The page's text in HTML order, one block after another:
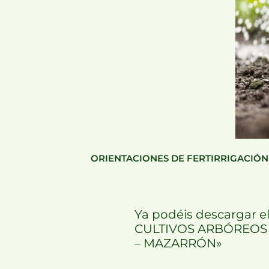
ORIENTACIONES DE
Ya podéis descargar
CULTIVOS
– MAZARRÓN»